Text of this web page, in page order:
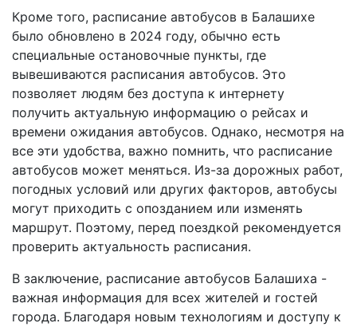
Кроме того, расписание автобусов в Балашихе
было обновлено в 2024 году, обычно есть
специальные остановочные пункты, где
вывешиваются расписания автобусов. Это
позволяет людям без доступа к интернету
получить актуальную информацию о рейсах и
времени ожидания автобусов. Однако, несмотря на
все эти удобства, важно помнить, что расписание
автобусов может меняться. Из-за дорожных работ,
погодных условий или других факторов, автобусы
могут приходить с опозданием или изменять
маршрут. Поэтому, перед поездкой рекомендуется
проверить актуальность расписания.
В заключение, расписание автобусов Балашиха -
важная информация для всех жителей и гостей
города. Благодаря новым технологиям и доступу к